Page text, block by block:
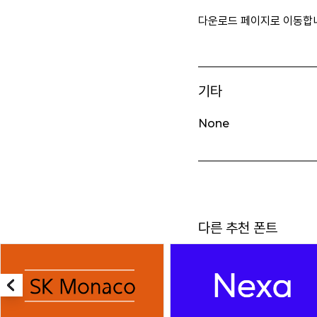
다운로드 페이지로 이동합
기타
None
다른 추천 폰트